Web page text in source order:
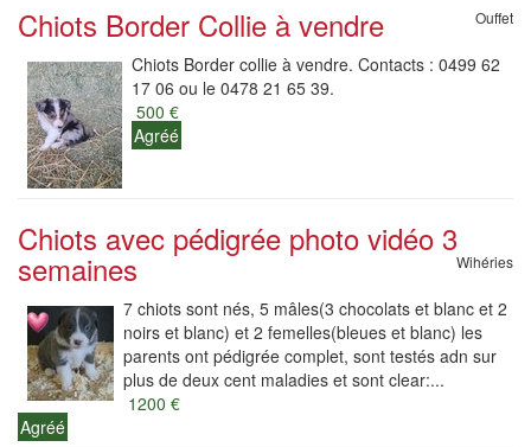
Chiots Border Collie à vendre Ouffet
Chiots Border collie à vendre. Contacts : 0499 62
17 06 ou le 0478 21 65 39.
500 €
Agréé
Chiots avec pédigrée photo vidéo 3
semaines Wihéries
7 chiots sont nés, 5 mâles(3 chocolats et blanc et 2
noirs et blanc) et 2 femelles(bleues et blanc) les
parents ont pédigrée complet, sont testés adn sur
plus de deux cent maladies et sont clear:...
1200 €
Agréé